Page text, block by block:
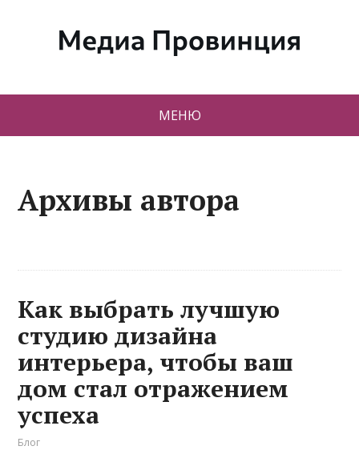
МЕНЮ
Архивы автора
Как выбрать лучшую
студию дизайна
интерьера, чтобы ваш
дом стал отражением
успеха
Блог